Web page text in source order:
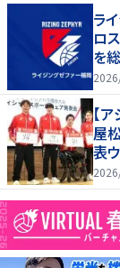
ラ
ロ
を
【
屋
表